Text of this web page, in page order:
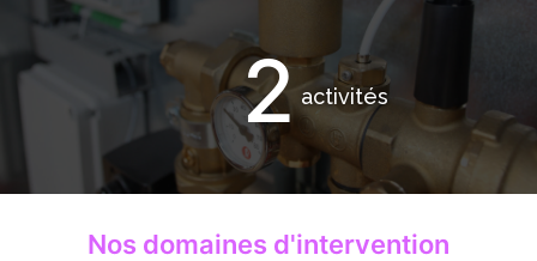
2 activités
Nos domaines d'intervention